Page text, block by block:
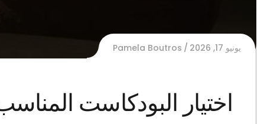
يونيو 17, 2026 Pamela Boutros
اختيار البودكاست